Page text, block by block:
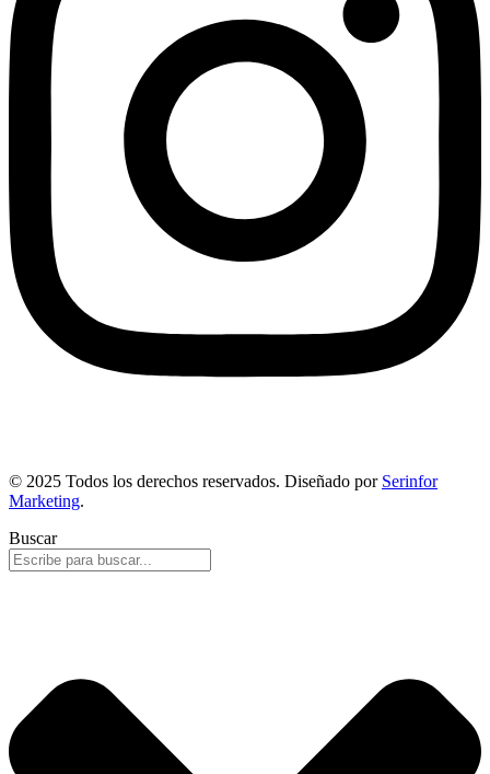
© 2025 Todos los derechos reservados. Diseñado por Serinfor
Marketing.
Buscar